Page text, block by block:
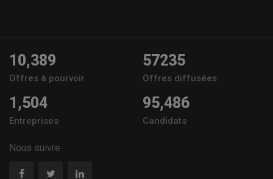
10,389
Offres à pourvoir
57235
Offres diffusées
1,504
Entreprises
95,486
Candidats
Nous suivre